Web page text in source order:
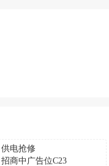
供电抢修
招商中广告位C23